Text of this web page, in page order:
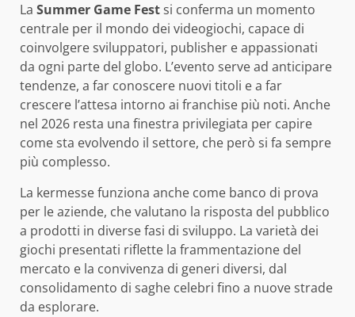
La Summer Game Festsi conferma un momento
centrale per il mondo dei videogiochi, capace di
coinvolgere sviluppatori, publisher e appassionati
da ogni parte del globo. L’evento serve ad anticipare
tendenze, a far conoscere nuovi titoli e a far
crescere l’attesa intorno ai franchise più noti. Anche
nel 2026 resta una finestra privilegiata per capire
come sta evolvendo il settore, che però si fa sempre
più complesso.
La kermesse funziona anche come banco di prova
per le aziende, che valutano la risposta del pubblico
a prodotti in diverse fasi di sviluppo. La varietà dei
giochi presentati riflette la frammentazione del
mercato e la convivenza di generi diversi, dal
consolidamento di saghe celebri fino a nuove strade
da esplorare.